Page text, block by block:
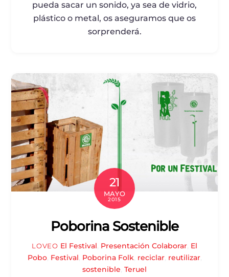
pueda sacar un sonido, ya sea de vidrio,
plástico o metal, os aseguramos que os
sorprenderá.
21
MAYO
2015
Poborina Sostenible
LOVEO El Festival Presentación Colaborar, El
Pobo, Festival Poborina Folk, reciclar, reutilizar,
sostenible Teruel